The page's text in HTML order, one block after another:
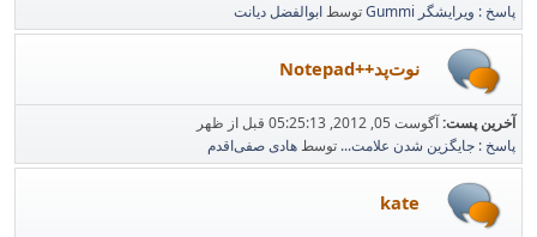
پاسخ : ویرایشگر Gummi
توسطابوالفضل دیانت
نوت‌پد++Notepad
آخرین پست:آگوست 05, 2012, 05:25:13 قبل از ظهر
پاسخ : جایگزین شدن علامت... توسطهادی صفی‌اقدم
kate